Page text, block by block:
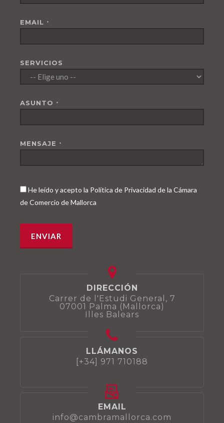
EMAIL *
SERVICIOS
ASUNTO *
MENSAJE *
He leído y acepto la Política de Privacidad de la Cámara
de Comercio de Mallorca
DIRECCIÓN
Carrer de l'Estudi General, 7
07001 Palma (Mallorca)
Illes Balears
LLÁMANOS
[+34] 971 710188
EMAIL
info@cambramallorca.com